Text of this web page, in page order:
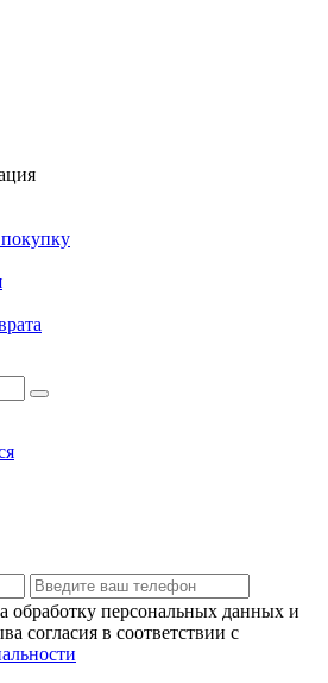
обработку персональных данных и
согласия в соответствии с